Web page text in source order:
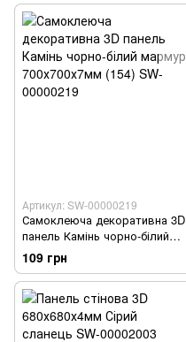
Артикул: SW-00000219
Самоклеюча декоративна 3D
панель Камінь чорно-білий
мармур 700х700х7мм (154)
SW-00000219
109 грн